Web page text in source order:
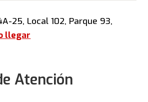
25, Local 102, Parque 93,
llegar
Atención